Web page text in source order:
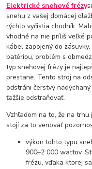
Elektrické snehové frézy
snehu z vašej domácej
rýchlo vyčistia chodník.
vhodné na nie príliš veľké
kábel zapojený do
batériou, problém s
typ snehovej frézy je
prestane. Tento stroj na
odstráni čerstvý
ťažšie odstraňovať.
Vzhľadom na to, že na
stojí za to venovať
výkon tohto typu
900–2 000 wattov.
frézu, vďaka ktorej